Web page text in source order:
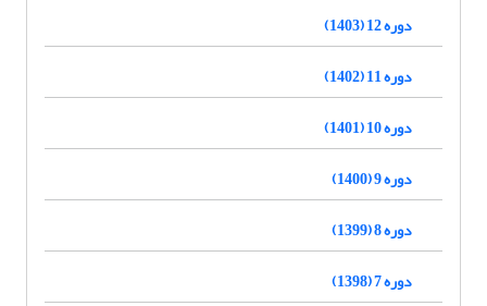
دوره 12 (1403)
دوره 11 (1402)
دوره 10 (1401)
دوره 9 (1400)
دوره 8 (1399)
دوره 7 (1398)